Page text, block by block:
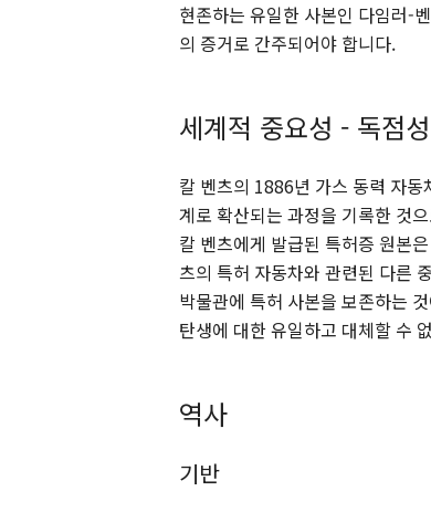
현존하는 유일한 사본인 다임러-
의 증거로 간주되어야 합니다.
세계적 중요성 - 독점
칼 벤츠의 1886년 가스 동력 자
계로 확산되는 과정을 기록한 것
칼 벤츠에게 발급된 특허증 원본
츠의 특허 자동차와 관련된 다른
박물관에 특허 사본을 보존하는
탄생에 대한 유일하고 대체할 수
역사
기반